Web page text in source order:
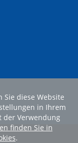
Sie diese Website
in Ihrem
der Verwendung
finden Sie in
.